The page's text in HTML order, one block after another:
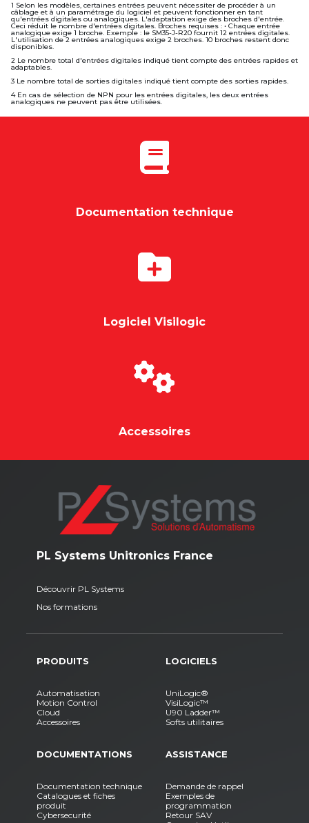
1 Selon les modèles, certaines entrées peuvent nécessiter de procéder à un
câblage et à un paramétrage du logiciel et peuvent fonctionner en tant
qu'entrées digitales ou analogiques. L'adaptation exige des broches d'entrée.
Ceci réduit le nombre d'entrées digitales. Broches requises : • Chaque entrée
analogique exige 1 broche. Exemple : le SM35-J-R20 fournit 12 entrées digitales.
L'utilisation de 2 entrées analogiques exige 2 broches. 10 broches restent donc
disponibles.
2 Le nombre total d'entrées digitales indiqué tient compte des entrées rapides et
adaptables.
3 Le nombre total de sorties digitales indiqué tient compte des sorties rapides.
4 En cas de sélection de NPN pour les entrées digitales, les deux entrées
analogiques ne peuvent pas être utilisées.
Documentation technique
Logiciel Visilogic
Accessoires
PL Systems Unitronics France
Découvrir PL Systems
Nos formations
PRODUITS
Automatisation
Motion Control
Cloud
Accessoires
LOGICIELS
UniLogic®
VisiLogic™
U90 Ladder™
Softs utilitaires
DOCUMENTATIONS
Documentation technique
Catalogues et fiches
produit
Cybersecurité
ASSISTANCE
Demande de rappel
Exemples de
programmation
Retour SAV